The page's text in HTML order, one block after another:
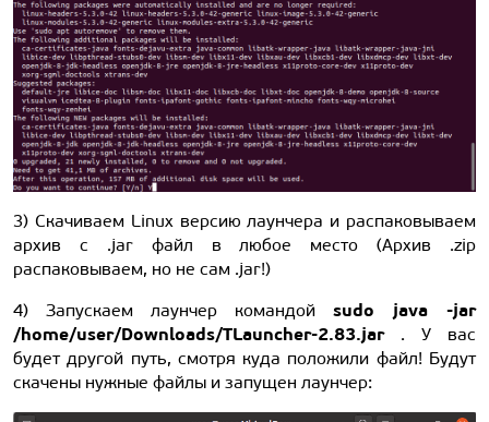
3) Скачиваем Linux версию лаунчера и распаковываем
архив с .jar файл в любое место (Архив .zip
распаковываем, но не сам .jar!)
4) Запускаем лаунчер командой sudo java -jar
/home/user/Downloads/TLauncher-2.83.jar. У вас
будет другой путь, смотря куда положили файл! Будут
скачены нужные файлы и запущен лаунчер: